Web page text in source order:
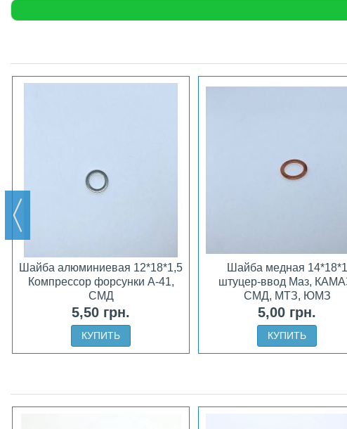
Шайба алюминиевая 12*18*1,5
Компрессор форсунки А-41,
СМД
5,50 грн.
КУПИТЬ
Шайба медная 14*18*1
штуцер-ввод Маз,
СМД, МТЗ, ЮМЗ
5,00 грн.
КУПИТЬ